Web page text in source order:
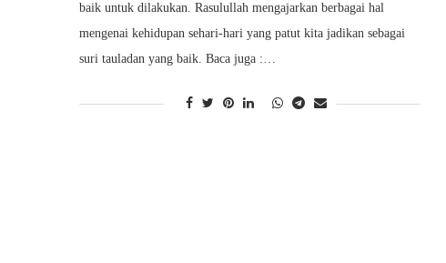
baik untuk dilakukan. Rasulullah mengajarkan berbagai hal
mengenai kehidupan sehari-hari yang patut kita jadikan sebagai
suri tauladan yang baik. Baca juga :…